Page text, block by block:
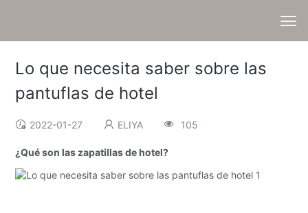
Lo que necesita saber sobre las
pantuflas de hotel
2022-01-27 ELIYA 105
¿Qué son las zapatillas de hotel?